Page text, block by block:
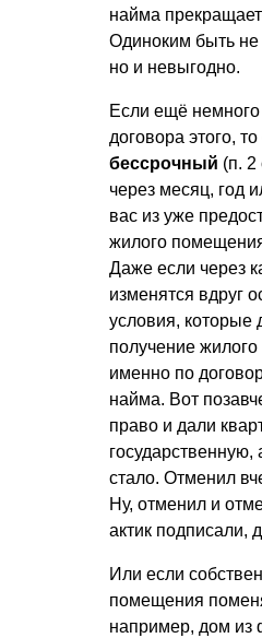
найма
Одиноким быть не
но и невыгодно.
Если ещё
договора этого,
бессрочный (п. 2
через месяц, год
вас из уже
жилого
Даже если через
изменятся вдруг
условия, которые
получение
именно по
найма. Вот
право и дали
государственную,
стало. Отменил
Ну, отменил и
актик подписали,
Или если
помещения
например, дом из